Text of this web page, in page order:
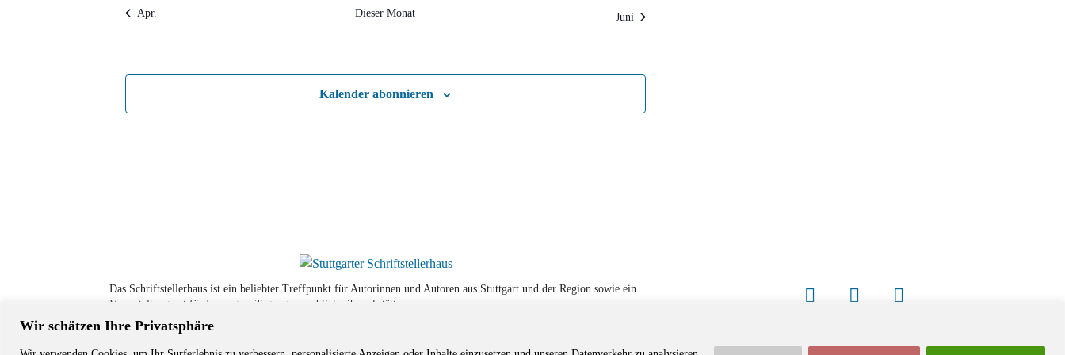
Wir schätzen Ihre Privatsphäre
Apr. Dieser Monat Juni
Kalender abonnieren
Das Schriftstellerhaus ist ein beliebter Treffpunkt für Autorinnen und Autoren aus Stuttgart und der Region sowie ein
Veranstaltungsort für Lesungen, Tagungen und Schreibwerkstätten.